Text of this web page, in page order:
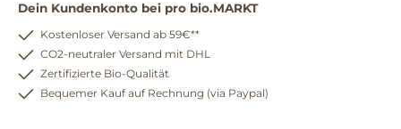
Dein Kundenkonto bei pro bio.MARKT
Kostenloser Versand ab 59€**
CO2-neutraler Versand mit DHL
Zertifizierte Bio-Qualität
Bequemer Kauf auf Rechnung (via Paypal)